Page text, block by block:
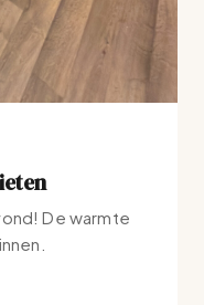
De warmte